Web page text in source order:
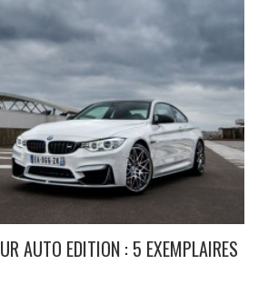
AUTO EDITION : 5 EXEMPLAIRES